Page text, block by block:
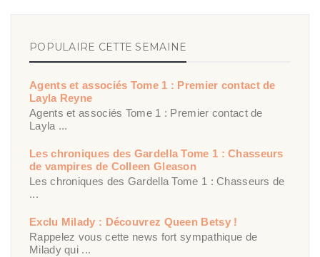
POPULAIRE CETTE SEMAINE
Agents et associés Tome 1 : Premier contact de
Layla Reyne
Agents et associés Tome 1 : Premier contact de
Layla ...
Les chroniques des Gardella Tome 1 : Chasseurs
de vampires de Colleen Gleason
Les chroniques des Gardella Tome 1 : Chasseurs de
...
Exclu Milady : Découvrez Queen Betsy !
Rappelez vous cette news fort sympathique de
Milady qui ...